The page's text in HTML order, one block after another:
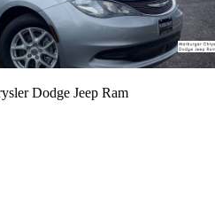
Dodge Jeep Ram